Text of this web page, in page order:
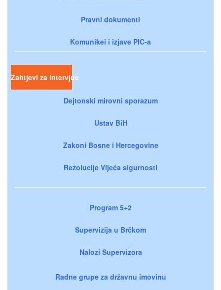
Pravni dokumenti
Komunikei i izjave PIC-a
Zahtjevi za intervjue
Dejtonski mirovni sporazum
Ustav BiH
Zakoni Bosne i Hercegovine
Rezolucije Vijeća sigurnosti
Program 5+2
Supervizija u Brčkom
Nalozi Supervizora
Radne grupe za državnu imovinu